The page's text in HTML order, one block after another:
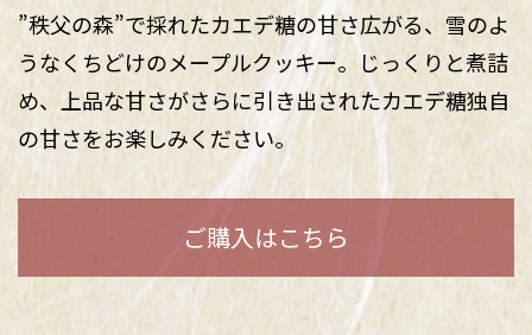
”秩父の森”で採れたカエデ糖の甘さ広がる、雪のよ
うなくちどけのメープルクッキー。じっくりと煮詰
め、上品な甘さがさらに引き出されたカエデ糖独自
の甘さをお楽しみください。
ご購入はこちら